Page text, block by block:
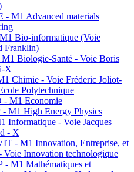
- M1 Advanced materials
Bio-informatique (Voie
Franklin)
Biologie-Santé - Voie Boris
X
Chimie - Voie Fréderic Joliot-
Polytechnique
- M1 Economie
M1 High Energy Physics
Informatique - Voie Jacques
- X
- M1 Innovation, Entreprise, et
Voie Innovation technologique
- M1 Mathématiques et